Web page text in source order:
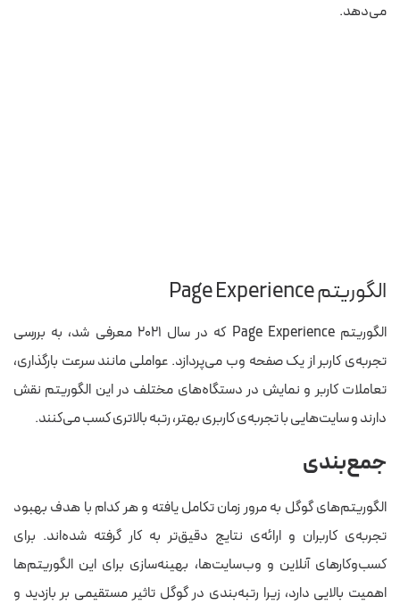
می‌دهد.
الگوریتم Page Experience
الگوریتم Page Experience که در سال ۲۰۲۱ معرفی شد، به بررسی
تجربه‌ی کاربر از یک صفحه وب می‌پردازد. عواملی مانند سرعت بارگذاری،
تعاملات کاربر و نمایش در دستگاه‌های مختلف در این الگوریتم نقش
دارند و سایت‌هایی با تجربه‌ی کاربری بهتر، رتبه بالاتری کسب می‌کنند.
جمع‌بندی
الگوریتم‌های گوگل به مرور زمان تکامل یافته و هر کدام با هدف بهبود
تجربه‌ی کاربران و ارائه‌ی نتایج دقیق‌تر به کار گرفته شده‌اند. برای
کسب‌وکارهای آنلاین و وب‌سایت‌ها، بهینه‌سازی برای این الگوریتم‌ها
اهمیت بالایی دارد، زیرا رتبه‌بندی در گوگل تاثیر مستقیمی بر بازدید و